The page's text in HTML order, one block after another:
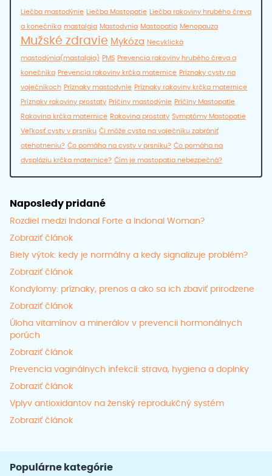
Liečba mastodýnie Liečba Mastopatie Liečba rakoviny hrubého čreva
a konečníka mastalgia Mastodynia Mastopatia Menopauza
Mužské zdravie Mykóza Necyklická
mastodýnia(mastalgia) PMS Prevencia rakoviny hrubého čreva a
konečníka Prevencia rakoviny krčka maternice Príznaky cysty na
vaječníkoch Príznaky mastodynie Príznaky rakoviny krčka maternice
Príznaky rakoviny prostaty Príčiny mastodýnie Príčiny Mastopatie
Rakovina krčka maternice Rakovina prostaty Symptómy Mastopatie
Veľkosť cysty v prsníku Či môže cysta na vaječníku zabrániť
otehotneniu? Čo pomáha na cysty v prsníku? Čo pomáha na
dyspláziu krčka maternice? Čím je mastopatia nebezpečná?
Naposledy pridané
Rozdiel medzi Indonal Forte a Indonal Woman?
Zobraziť článok
Biely výtok: kedy je normálny a kedy signalizuje problém?
Zobraziť článok
Kondylomy: príznaky, prenos a ako sa ich zbaviť prirodzene
Zobraziť článok
Úloha vitamínov a minerálov v prevencii hormonálnych
porúch
Zobraziť článok
Prevencia vaginálnych infekcií: strava, hygiena a doplnky
Zobraziť článok
Vplyv antioxidantov na ženský reprodukčný systém
Zobraziť článok
Populárne kategórie